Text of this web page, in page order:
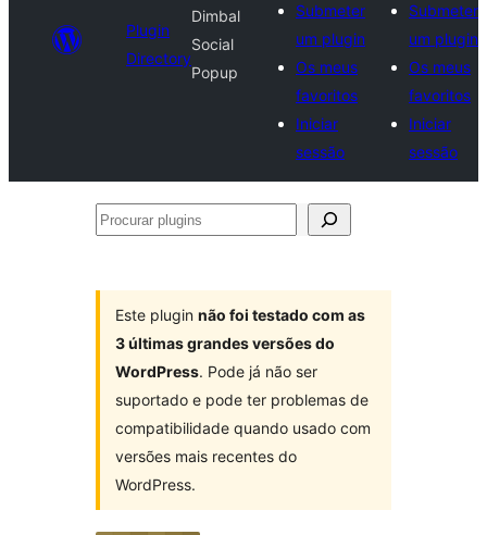
Plugin
Directory
Dimbal
Social
Popup
Submeter
um plugin
Os meus
favoritos
Iniciar
sessão
Submeter
um plugin
Os meus
favoritos
Iniciar
sessão
Procurar
Este plugin não foi testado com as
3 últimas grandes versões do
WordPress. Pode já não ser
suportado e pode ter problemas de
compatibilidade quando usado com
versões mais recentes do
WordPress.